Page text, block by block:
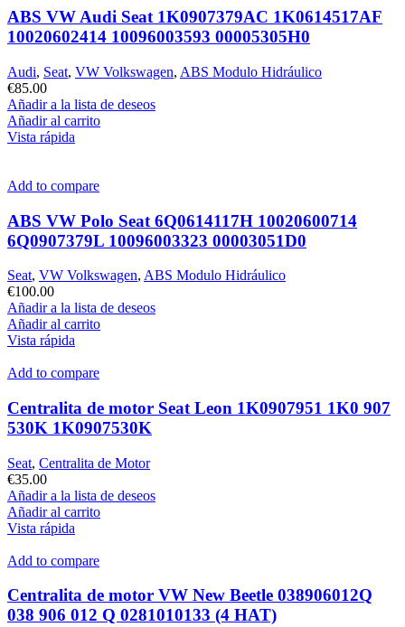
ABS VW Audi Seat 1K0907379AC 1K0614517AF
10020602414 10096003593 00005305H0
Audi, Seat, VW Volkswagen, ABS Modulo Hidráulico
€85.00
Añadir a la lista de deseos
Añadir al carrito
Vista rápida
Add to compare
ABS VW Polo Seat 6Q0614117H 10020600714
6Q0907379L 10096003323 00003051D0
Seat, VW Volkswagen, ABS Modulo Hidráulico
€100.00
Añadir a la lista de deseos
Añadir al carrito
Vista rápida
Add to compare
Centralita de motor Seat Leon 1K0907951 1K0 907
530K 1K0907530K
Seat, Centralita de Motor
€35.00
Añadir a la lista de deseos
Añadir al carrito
Vista rápida
Add to compare
Centralita de motor VW New Beetle 038906012Q
038 906 012 Q 0281010133 (4 HAT)